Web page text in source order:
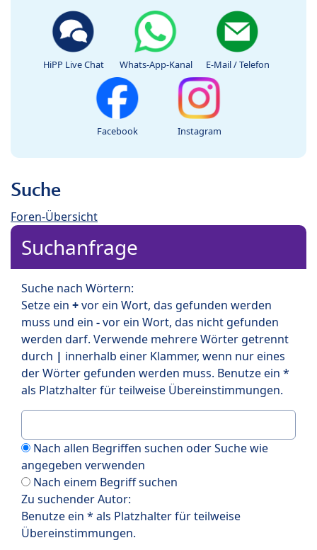
HiPP Live Chat Whats-App-Kanal E-Mail / Telefon
Facebook Instagram
Suche
Foren-Übersicht
Suchanfrage
Suche nach Wörtern:
Setze ein +vor ein Wort, das gefunden werden
muss und ein -vor ein Wort, das nicht gefunden
werden darf. Verwende mehrere Wörter getrennt
durch | innerhalb einer Klammer, wenn nur eines
der Wörter gefunden werden muss. Benutze ein *
als Platzhalter für teilweise Übereinstimmungen.
Nach allen Begriffen suchen oder Suche wie
angegeben verwenden
Nach einem Begriff suchen
Zu suchender Autor:
Benutze ein * als Platzhalter für teilweise
Übereinstimmungen.